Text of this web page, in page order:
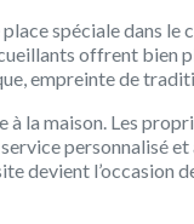
spéciale dans le
offrent bien
empreinte de
la maison. Les
personnalisé et
devient l’occasion